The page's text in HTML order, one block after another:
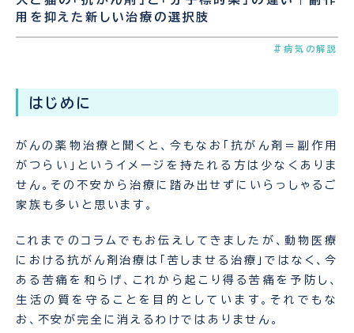
用を抑えた新しい治療の選択肢
#病気の解説
はじめに
がんの薬物治療と聞くと、今もなお「抗がん剤＝副作用
がつらい」というイメージを持たれる方は少なくありま
せん。その不安から治療に踏み出せずにいらっしゃるご
家族も多いと思います。
これまでのコラムでもお伝えしてきましたが、動物医療
における抗がん剤治療は「苦しませる治療」ではなく、今
ある苦痛を和らげ、これから起こり得る苦痛を予防し、
生活の質を守ることを目的としています。それでもな
お、不安が完全に消えるわけではありません。